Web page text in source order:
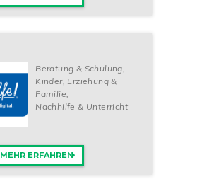
Beratung & Schulung,
Kinder, Erziehung &
Familie,
Nachhilfe & Unterricht
MEHR ERFAHREN